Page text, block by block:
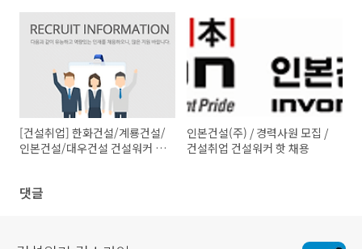
[건설취업] 한화건설/계룡건설/
인본건설/대우건설 건설워커 채
인본건설(주) / 경력사원 모집 /
건설취업 건설워커 핫 채용
댓글